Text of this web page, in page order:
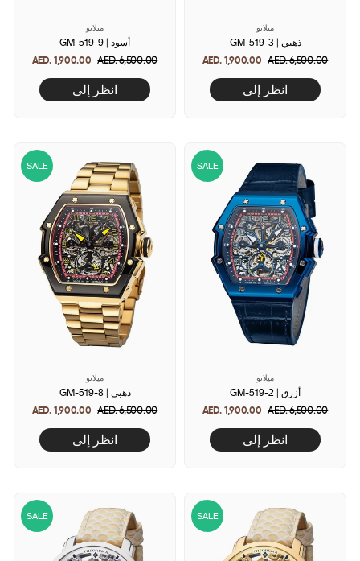
ميلانو
GM-519-9 | أسود
AED. 1,900.00 Regular
price
AED. 6,500.00Sale
انظر إلى
ميلانو
GM-519-3 | ذهبي
AED. 1,900.00 Regular
price
AED. 6,500.00Sale
انظر إلى
SALE
ميلانو
GM-519-8 | ذهبي
AED. 1,900.00 Regular
price
AED. 6,500.00Sale
انظر إلى
SALE
ميلانو
GM-519-2 | أزرق
AED. 1,900.00 Regular
price
AED. 6,500.00Sale
انظر إلى
SALE SALE